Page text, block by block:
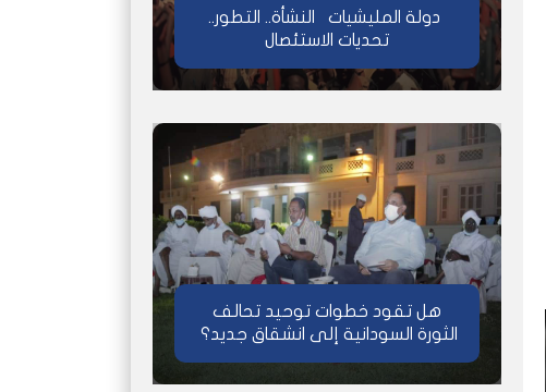
دولة المليشيات النشأة.. التطور..
تحديات الاستئصال
هل تقود خطوات توحيد تحالف
الثورة السودانية إلى انشقاق جديد؟